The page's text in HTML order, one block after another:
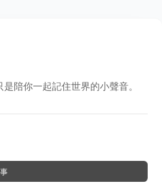
陪你一起記住世界的小聲音。